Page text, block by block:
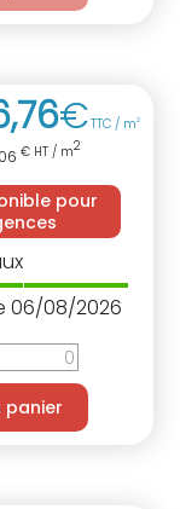
,76€TTC / m2
€ HT / m2
pour
06/08/2026
panier